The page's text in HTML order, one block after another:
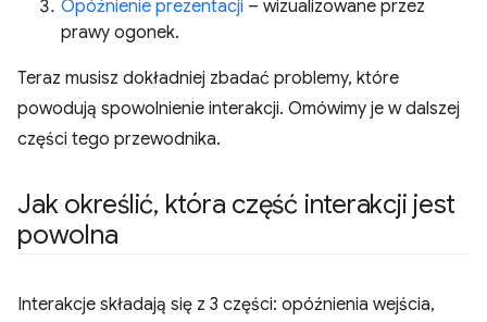
Opóźnienie prezentacji – wizualizowane przez
prawy ogonek.
Teraz musisz dokładniej zbadać problemy, które
powodują spowolnienie interakcji. Omówimy je w dalszej
części tego przewodnika.
Jak określić, która część interakcji jest
powolna
Interakcje składają się z 3 części: opóźnienia wejścia,